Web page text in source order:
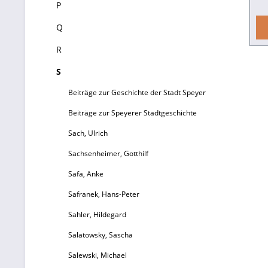
P
Q
R
S
Beiträge zur Geschichte der Stadt Speyer
Beiträge zur Speyerer Stadtgeschichte
Sach, Ulrich
Sachsenheimer, Gotthilf
Safa, Anke
Safranek, Hans-Peter
Sahler, Hildegard
Salatowsky, Sascha
Salewski, Michael